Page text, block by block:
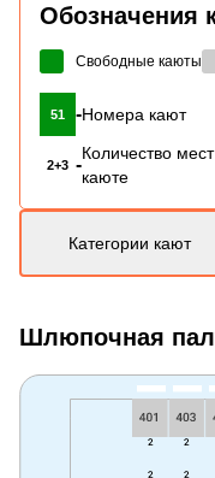
Обозначения
Свободные каюты
51 -Номера кают
2+3 -
Количество
каюте
Категории кают
Шлюпочная